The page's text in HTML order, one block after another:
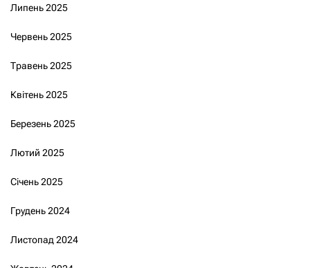
Липень 2025
Червень 2025
Травень 2025
Квітень 2025
Березень 2025
Лютий 2025
Січень 2025
Грудень 2024
Листопад 2024